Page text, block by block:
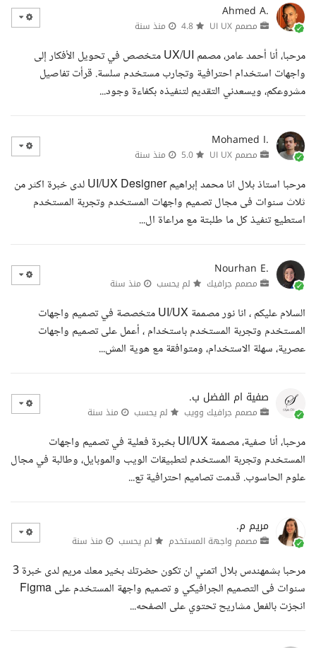
Ahmed A.
مصمم UI UX منذ سنة
مرحبا، أنا أحمد عامر، مصمم UX/UI متخصص في تحويل الأفكار إلى
واجهات استخدام احترافية وتجارب مستخدم سلسة. قرأت تفاصيل
مشروعكم، ويسعدني التقديم لتنفيذه بكفاءة وجود...
Mohamed I.
مصمم UI UX منذ سنة
مرحبا استاذ بلال انا محمد إبراهيم UI/UX Designer لدى خبرة اكثر من
ثلاث سنوات فى مجال تصميم واجهات المستخدم وتجربة المستخدم
استطيع تنفيذ كل ما طلبتة مع مراعاة ال...
Nourhan E.
مصمم جرافيك لم يحسب منذ سنة
السلام عليكم ، انا نور مصممة UI/UX متخصصة في تصميم واجهات
المستخدم وتجربة المستخدم باستخدام ، أعمل على تصميم واجهات
عصرية، سهلة الاستخدام، ومتوافقة مع هوية المش...
صفية ام الفضل ب.
مصمم جرافيك وويب لم يحسب منذ سنة
مرحبا، أنا صفية، مصممة UI/UX بخبرة فعلية في تصميم واجهات
المستخدم وتجربة المستخدم لتطبيقات الويب والموبايل، وطالبة في مجال
علوم الحاسوب. قدمت تصاميم احترافية تع...
مريم م.
مصمم واجهة المستخدم لم يحسب منذ سنة
مرحبا بشمهندس بلال اتمني ان تكون حضرتك بخير معك مريم لدى خبرة 3
سنوات فى التصميم الجرافيكي و تصميم واجهة المستخدم على Figma
انجزت بالفعل مشاريح تحتوي على الصفحه...